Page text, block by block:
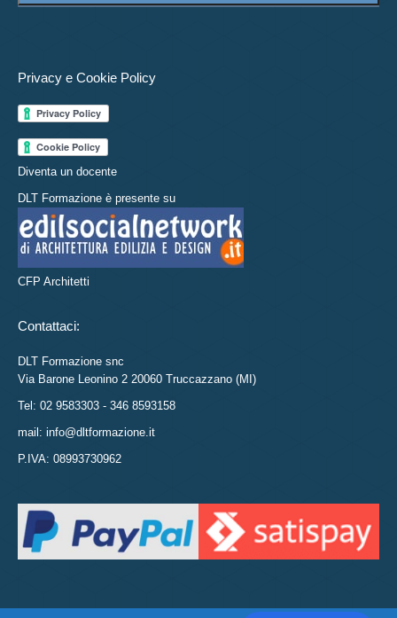
Privacy e Cookie Policy
Diventa un docente
DLT Formazione è presente su
CFP Architetti
Contattaci:
DLT Formazione snc
Via Barone Leonino 2 20060 Truccazzano (MI)
Tel: 02 9583303 - 346 8593158
mail: info@dltformazione.it
P.IVA: 08993730962